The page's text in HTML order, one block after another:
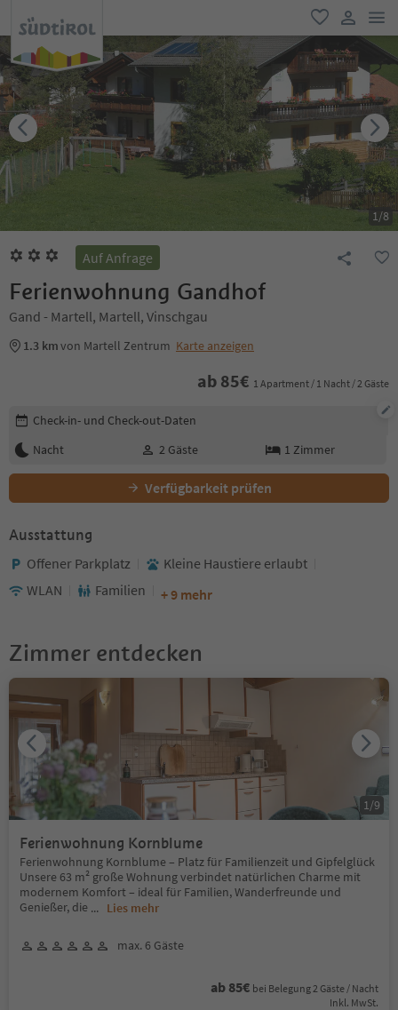
favorit
user link
1/8
Auf Anfrage
Ferienwohnung Gandhof
Gand - Martell, Martell, Vinschgau
1.3 kmvon Martell Zentrum Karte anzeigen
ab 85€ 1 Apartment / 1 Nacht / 2 Gäste
Buchungsdetails bearbeiten
Check-in- und Check-out-Daten
Nacht
2 Gäste 1 Zimmer
Verfügbarkeit prüfen
Ausstattung
Offener Parkplatz
Kleine Haustiere erlaubt
WLAN
Familien + 9 mehr
Zimmer entdecken
Ferienwohnung Kornblume
Ferienwohnung Kornblume – Platz für Familienzeit und Gipfelglück
Unsere 63 m² große Wohnung verbindet natürlichen Charme mit
modernem Komfort – ideal für Familien, Wanderfreunde und
Genießer, die ... Lies mehr
max. 6 Gäste
ab 85€ bei Belegung 2 Gäste / Nacht
Inkl. MwSt.
1/9